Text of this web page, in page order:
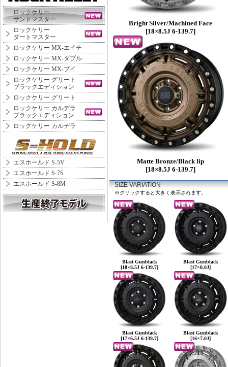
ロックケリー
サンドマスター
ロックケリー
ダートマスター
ロックケリー MX-エイチ
ロックケリー MX-ダブル
ロックケリー MX-ブイ
ロックケリー グリート
ブラックエディション
ロックケリー グリート
ロックケリー カルデラ
ブラックエディション
ロックケリー カルデラ
エスホールド S-5V
エスホールド S-7S
エスホールド S-8M
Bright Silver/Machined Face
[18×8.5J 6-139.7]
Matte Bronze/Black lip
[18×8.5J 6-139.7]
SIZE VARIATION
※クリックすると大きく表示されます。
Blast Gunblack
[18×8.5J 6-139.7]
Blast Gunblack
[17×8.0J]
Blast Gunblack
[17×6.5J 6-139.7]
Blast Gunblack
[16×7.0J]